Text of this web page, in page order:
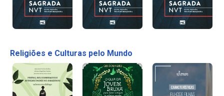
Religiões e Culturas pelo Mundo